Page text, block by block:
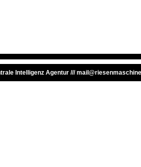
Intelligenz Agentur///